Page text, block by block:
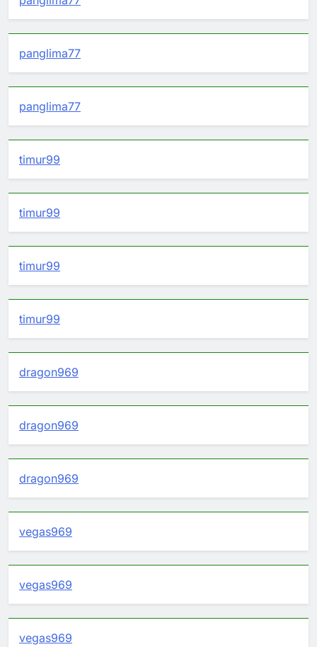
panglima77
panglima77
timur99
timur99
timur99
timur99
dragon969
dragon969
dragon969
vegas969
vegas969
vegas969